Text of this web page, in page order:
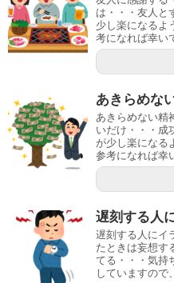
は・・・友人と
少し楽になるよ
考になれば幸い
あきらめな
あきらめない精
いだけ・・・成
が少し楽になる
参考になれば幸
遅刻する人
遅刻する人にイ
たときは妄想す
てる・・・気持
していますので